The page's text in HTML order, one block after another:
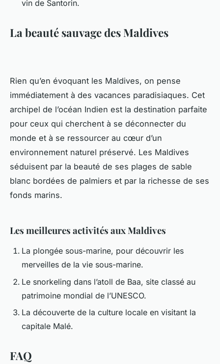
vin de Santorin.
La beauté sauvage des Maldives
Rien qu’en évoquant les Maldives, on pense
immédiatement à des vacances paradisiaques. Cet
archipel de l’océan Indien est la destination parfaite
pour ceux qui cherchent à se déconnecter du
monde et à se ressourcer au cœur d’un
environnement naturel préservé. Les Maldives
séduisent par la beauté de ses plages de sable
blanc bordées de palmiers et par la richesse de ses
fonds marins.
Les meilleures activités aux Maldives
La plongée sous-marine, pour découvrir les
merveilles de la vie sous-marine.
Le snorkeling dans l’atoll de Baa, site classé au
patrimoine mondial de l’UNESCO.
La découverte de la culture locale en visitant la
capitale Malé.
FAQ